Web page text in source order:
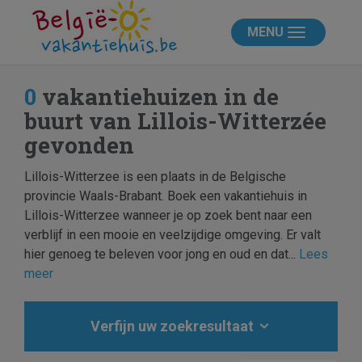
MENU
0 vakantiehuizen in de
buurt van Lillois-Witterzée
gevonden
Lillois-Witterzee is een plaats in de Belgische
provincie Waals-Brabant. Boek een vakantiehuis in
Lillois-Witterzee wanneer je op zoek bent naar een
verblijf in een mooie en veelzijdige omgeving. Er valt
hier genoeg te beleven voor jong en oud en dat... Lees
meer
Verfijn uw zoekresultaat